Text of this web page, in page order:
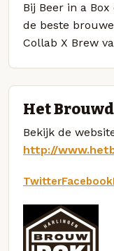
Bij Beer in a
de beste
Collab X Brew
Het
Bekijk de
http://
TwitterFacebook